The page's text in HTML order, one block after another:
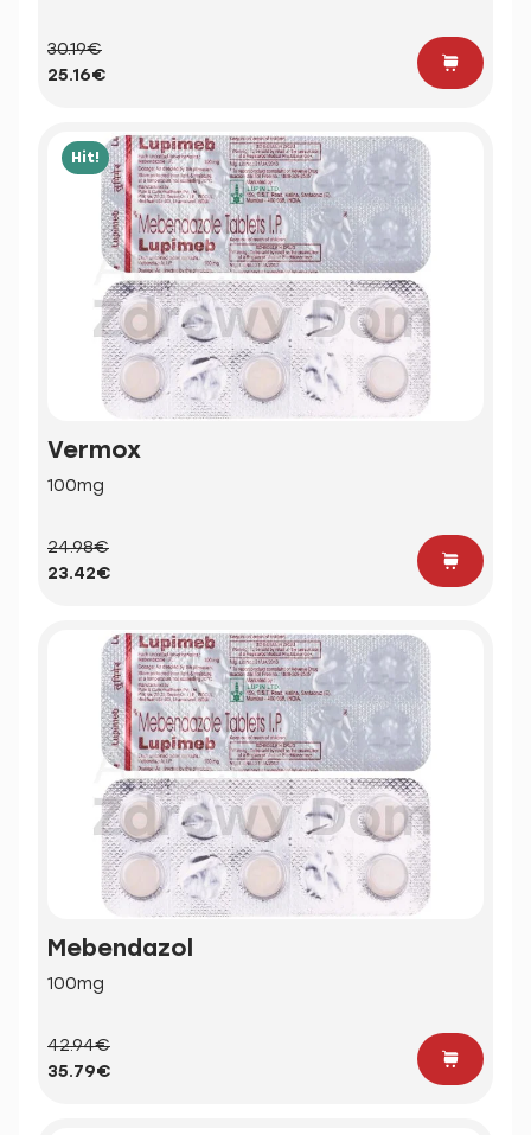
30.19€
25.16€
Hit!
Vermox
100mg
24.98€
23.42€
Mebendazol
100mg
42.94€
35.79€